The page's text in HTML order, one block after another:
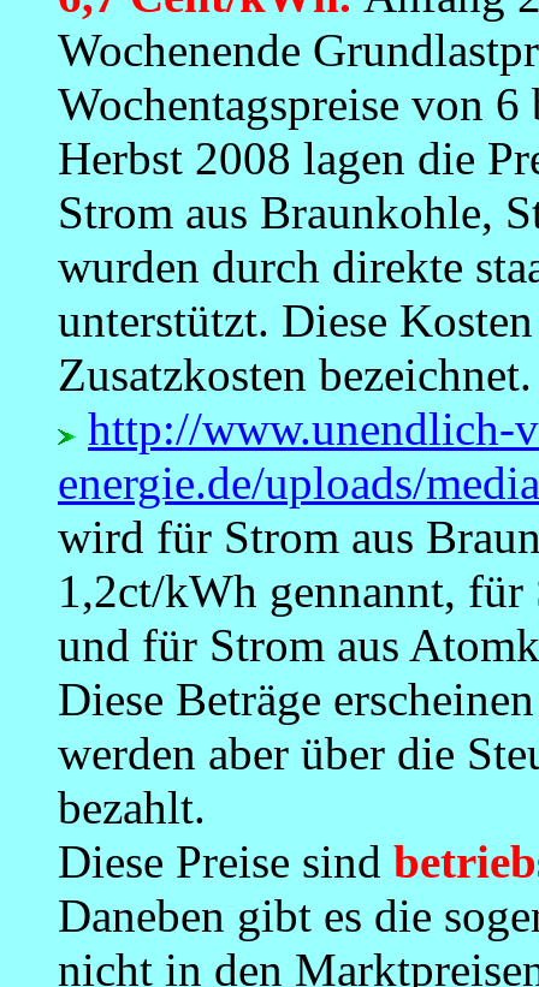
Wochenende
Wochentagspreise von
Herbst 2008 lagen die
Strom aus Braunkohle,
wurden durch direkte
unterstützt. Diese
Zusatzkosten
http://www.unendlich-
energie.de/uploads/
wird für Strom aus
1,2ct/kWh gennannt,
und für Strom aus
Diese Beträge
werden aber über die
bezahlt.
Diese Preise sind
Daneben gibt es die
nicht in den